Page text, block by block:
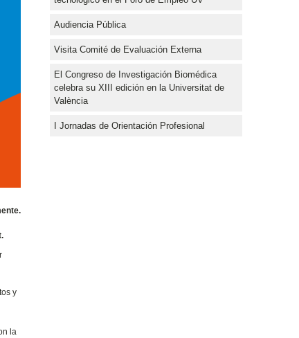
y
la
Audiencia Pública
Visita Comité de Evaluación Externa
El Congreso de Investigación Biomédica
celebra su XIII edición en la Universitat de
València
I Jornadas de Orientación Profesional